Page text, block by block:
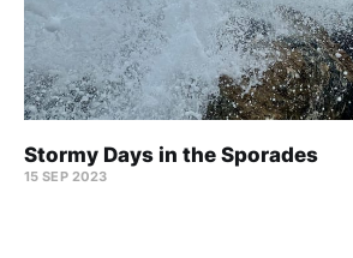
Stormy Days in the Sporades
15 SEP 2023